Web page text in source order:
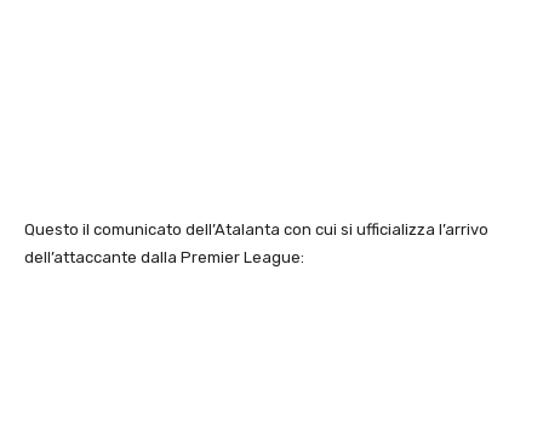
Questo il comunicato dell’Atalanta con cui si ufficializza l’arrivo
dell’attaccante dalla Premier League: